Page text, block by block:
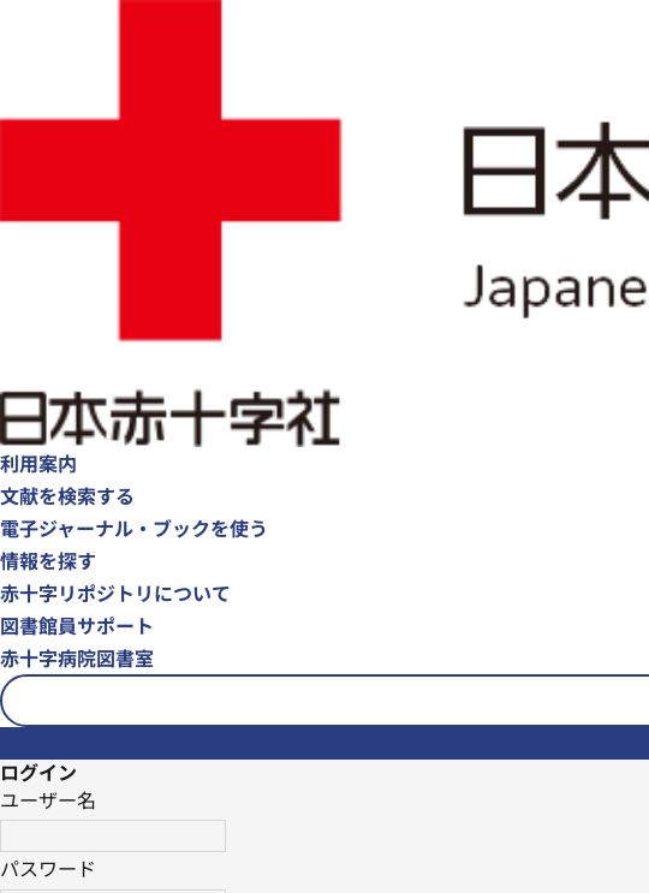
利用案内
文献を検索する
電子ジャーナル・ブックを使う
情報を探す
赤十字リポジトリについて
図書館員サポート
赤十字病院図書室
ログイン
ユーザー名
パスワード